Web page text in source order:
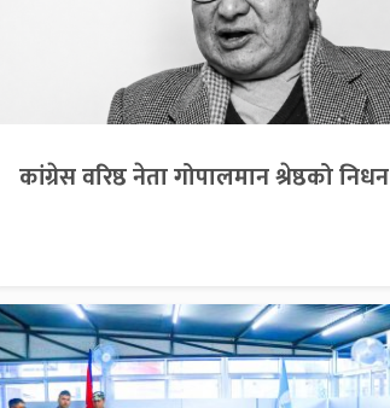
कांग्रेस वरिष्ठ नेता गोपालमान श्रेष्ठको निधन